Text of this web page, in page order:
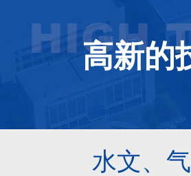
高新的
水文、